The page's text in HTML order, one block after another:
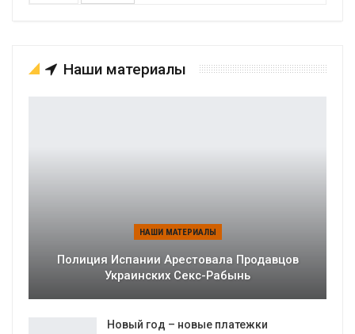
Наши материалы
НАШИ МАТЕРИАЛЫ
Полиция Испании Арестовала Продавцов
Украинских Секс-Рабынь
Новый год – новые платежки